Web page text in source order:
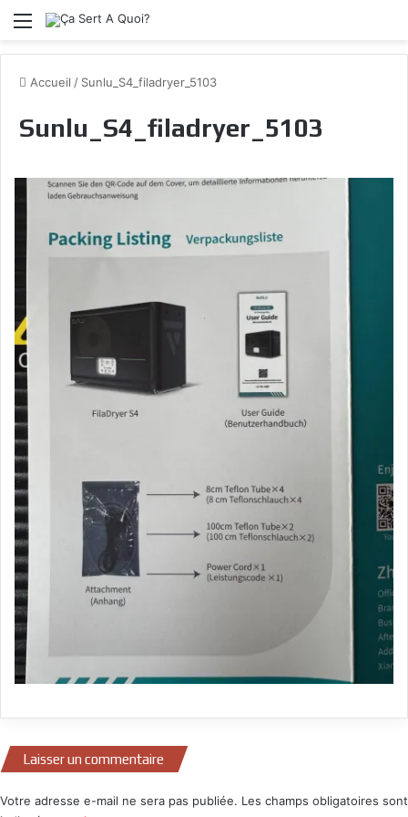
Menu
Accueil / Sunlu_S4_filadryer_5103
Sunlu_S4_filadryer_5103
Laisser un commentaire
Votre adresse e-mail ne sera pas publiée. Les champs obligatoires sont